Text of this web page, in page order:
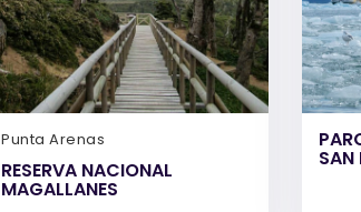
Punta Arenas
RESERVA NACIONAL
MAGALLANES
SAN